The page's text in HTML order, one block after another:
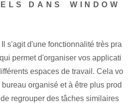
DANS⁢ WINDOW
Il s'agit d'une fonctionnalité très pra
permet d'organiser vos applicati
espaces de travail. Cela vo
organisé et à être⁢ plus prod
⁢regrouper⁢ des tâches similaires